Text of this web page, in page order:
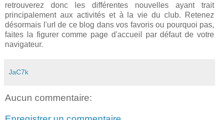
retrouverez donc les différentes nouvelles ayant trait
principalement aux activités et à la vie du club. Retenez
désormais l'url de ce blog dans vos favoris ou pourquoi pas,
faites la figurer comme page d'accueil par défaut de votre
navigateur.
JaC7k
Aucun commentaire: